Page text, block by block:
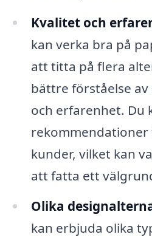
Kvalitet och
kan verka bra på
att titta på flera
bättre förståelse
och erfarenhet. Du
kunder, vilket kan
att fatta ett
Olika
kan erbjuda olika